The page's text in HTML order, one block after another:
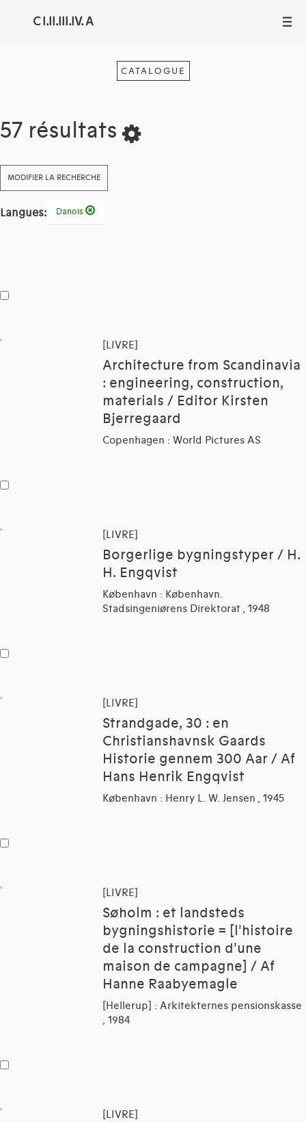
C I.II.III.IV. A III
CATALOGUE
57 résultats
MODIFIER LA RECHERCHE
Langues: Danois
[LIVRE]
Architecture from Scandinavia
: engineering, construction,
materials / Editor Kirsten
Bjerregaard
Copenhagen : World Pictures AS
[LIVRE]
Borgerlige bygningstyper / H.
H. Engqvist
København : København.
Stadsingeniørens Direktorat , 1948
[LIVRE]
Strandgade, 30 : en
Christianshavnsk Gaards
Historie gennem 300 Aar / Af
Hans Henrik Engqvist
København : Henry L. W. Jensen , 1945
[LIVRE]
Søholm : et landsteds
bygningshistorie = [l'histoire
de la construction d'une
maison de campagne] / Af
Hanne Raabyemagle
[Hellerup] : Arkitekternes pensionskasse
, 1984
[LIVRE]